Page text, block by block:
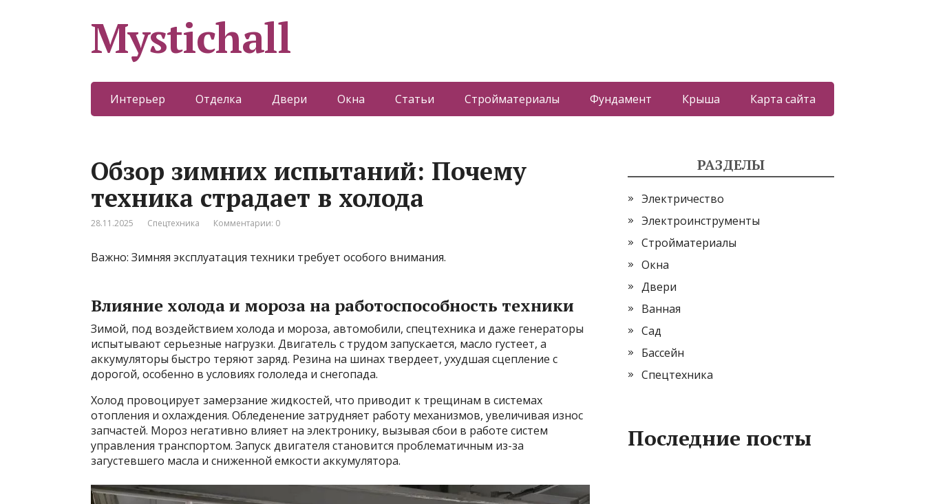
Mystichall
Интерьер Отделка Двери Окна Статьи Стройматериалы Фундамент Крыша Карта сайта
Обзор зимних испытаний: Почему
техника страдает в холода
28.11.2025 Спецтехника Комментарии: 0
Важно: Зимняя эксплуатация техники требует особого внимания.
Влияние холода и мороза на работоспособность техники
Зимой, под воздействием холода и мороза, автомобили, спецтехника и даже генераторы
испытывают серьезные нагрузки. Двигатель с трудом запускается, масло густеет, а
аккумуляторы быстро теряют заряд. Резина на шинах твердеет, ухудшая сцепление с
дорогой, особенно в условиях гололеда и снегопада.
Холод провоцирует замерзание жидкостей, что приводит к трещинам в системах
отопления и охлаждения. Обледенение затрудняет работу механизмов, увеличивая износ
запчастей. Мороз негативно влияет на электронику, вызывая сбои в работе систем
управления транспортом. Запуск двигателя становится проблематичным из-за
загустевшего масла и сниженной емкости аккумулятора.
РАЗДЕЛЫ
Электричество
Электроинструменты
Стройматериалы
Окна
Двери
Ванная
Сад
Бассейн
Спецтехника
Последние посты